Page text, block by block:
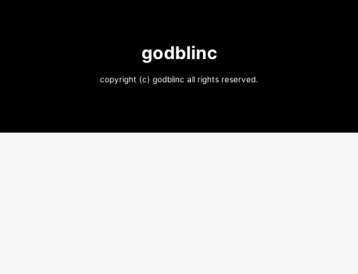
godblinc
copyright (c) godblinc all rights reserved.